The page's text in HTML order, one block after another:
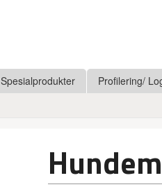
Spesialprodukter Profilering/